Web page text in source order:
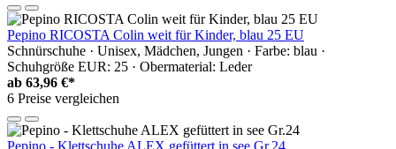
Pepino RICOSTA Colin weit für Kinder, blau 25 EU
Schnürschuhe · Unisex, Mädchen, Jungen · Farbe: blau ·
Schuhgröße EUR: 25 · Obermaterial: Leder
ab 63,96 €*
6 Preise vergleichen
Pepino - Klettschuhe ALEX gefüttert in see Gr.24